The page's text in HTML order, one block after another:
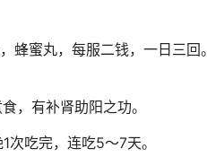
蜜丸，每服二钱，一日三回。
，有补肾助阳之功。
吃完，连吃5～7天。